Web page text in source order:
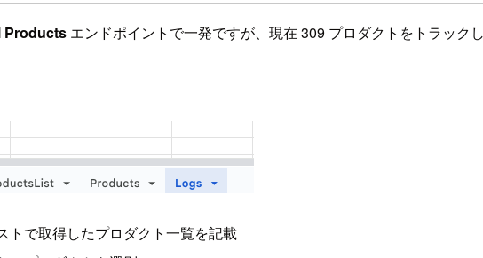
Products エンドポイントで一発ですが、現在 309 プロダクトをトラッ
トで取得したプロダクト一覧を記載